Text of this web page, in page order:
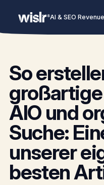
AI & SEO
So
AIO und
Suche:
unserer
besten